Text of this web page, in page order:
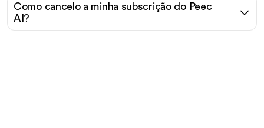
Como cancelo a minha subscrição do Peec
AI?